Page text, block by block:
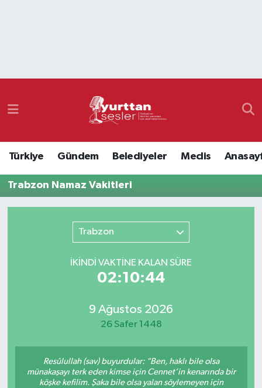
Türkiye Gündem Belediyeler Meclis
Trabzon Namaz Vakitleri
Trabzon
İKINDI VAKTİNE KALAN SÜRE
02:10:44
9 Ağustos 2026
26 Safer 1448
Resûlullah (sav) buyurdular: “Ben, haklı bile olsa
münakaşayı terk eden kimse için Cennet’in kenarında bir
köşke kefilim. Şaka bile olsa yalan söylemeyen için
Namaz Vakitleri
Süper Lig Puan Durumu ve Fikstür
Son Dakika Haberleri